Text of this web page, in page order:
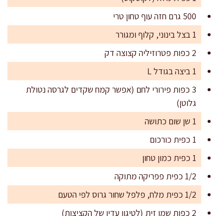
500 גרם חזה עוף טחון טרי
1 בצל בינוני, קלוף ומגורר
2 כפות פטרוזיליה קצוצה דק
1 ביצה בגודל L
3 כפות פירורי לחם (אפשר קמח שקדים לגרסה נטולת
גלוטן)
1 שן שום כתושה
1 כפית כורכום
1 כפית כמון טחון
1/2 כפית פפריקה מתוקה
1/2 כפית מלח, פלפל שחור גרוס לפי הטעם
2 כפות שמן זית (לטיגון עדין של הקציצות)